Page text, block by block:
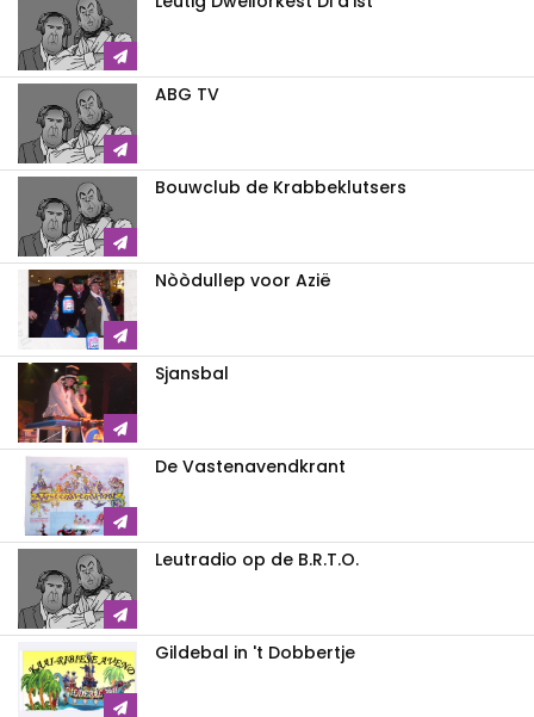
ABG TV
Bouwclub de Krabbeklutsers
Nòòdullep voor Azië
Sjansbal
De Vastenavendkrant
Leutradio op de B.R.T.O.
Gildebal in 't Dobbertje